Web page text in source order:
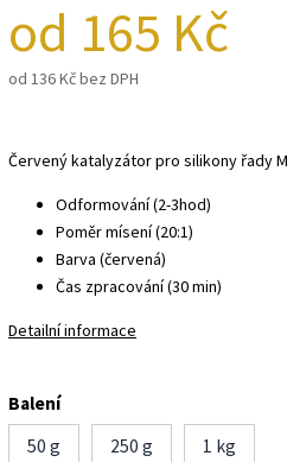
od 165 Kč
od 136 Kčbez DPH
Červený katalyzátor pro silikony řady
Odformování (2-3hod)
Poměr mísení (20:1)
Barva (červená)
Čas zpracování (30 min)
Detailní informace
Balení
50 g
250 g 1 kg